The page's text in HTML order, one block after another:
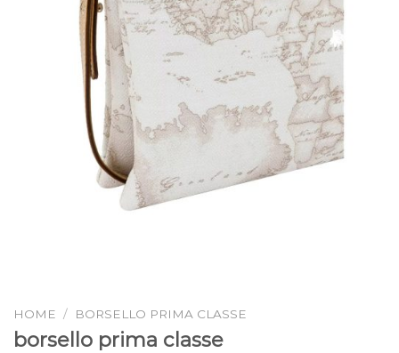
HOME / BORSELLO PRIMA CLASSE
borsello prima classe